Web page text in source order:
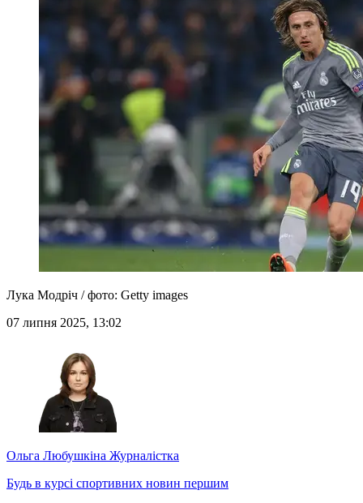
Лука Модріч / фото: Getty images
07 липня 2025, 13:02
Ольга Любушкіна Журналістка
Будь в курсі спортивних новин першим